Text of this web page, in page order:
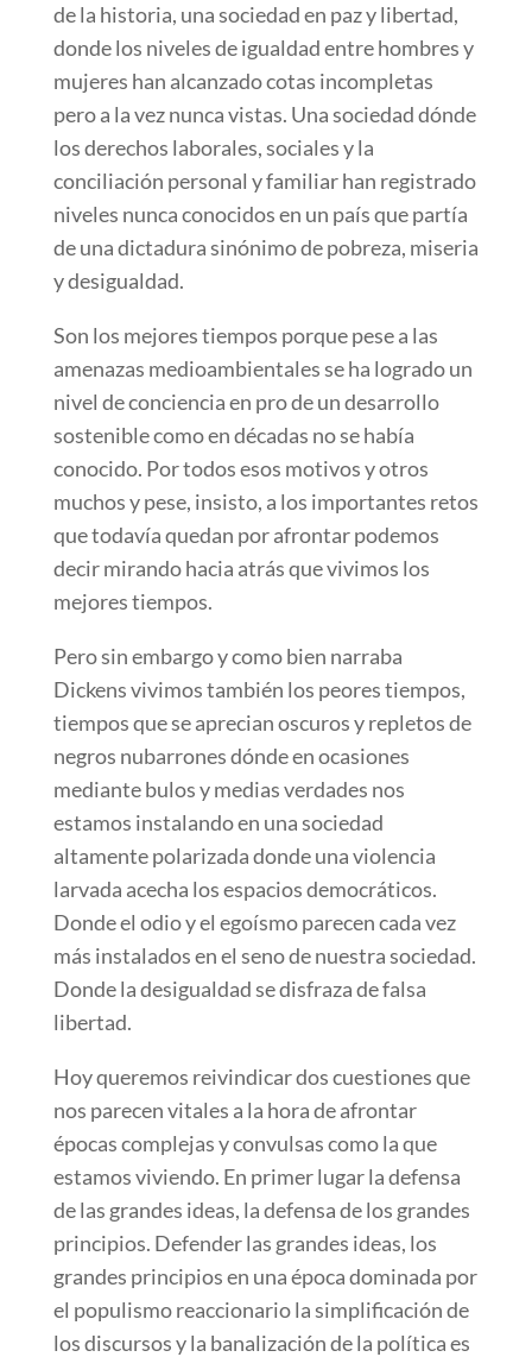
de la historia, una sociedad en paz y libertad,
donde los niveles de igualdad entre hombres y
mujeres han alcanzado cotas incompletas
pero a la vez nunca vistas. Una sociedad dónde
los derechos laborales, sociales y la
conciliación personal y familiar han registrado
niveles nunca conocidos en un país que partía
de una dictadura sinónimo de pobreza, miseria
y desigualdad.
Son los mejores tiempos porque pese a las
amenazas medioambientales se ha logrado un
nivel de conciencia en pro de un desarrollo
sostenible como en décadas no se había
conocido. Por todos esos motivos y otros
muchos y pese, insisto, a los importantes retos
que todavía quedan por afrontar podemos
decir mirando hacia atrás que vivimos los
mejores tiempos.
Pero sin embargo y como bien narraba
Dickens vivimos también los peores tiempos,
tiempos que se aprecian oscuros y repletos de
negros nubarrones dónde en ocasiones
mediante bulos y medias verdades nos
estamos instalando en una sociedad
altamente polarizada donde una violencia
larvada acecha los espacios democráticos.
Donde el odio y el egoísmo parecen cada vez
más instalados en el seno de nuestra sociedad.
Donde la desigualdad se disfraza de falsa
libertad.
Hoy queremos reivindicar dos cuestiones que
nos parecen vitales a la hora de afrontar
épocas complejas y convulsas como la que
estamos viviendo. En primer lugar la defensa
de las grandes ideas, la defensa de los grandes
principios. Defender las grandes ideas, los
grandes principios en una época dominada por
el populismo reaccionario la simplificación de
los discursos y la banalización de la política es